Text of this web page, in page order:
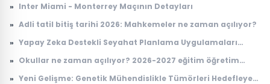
» Inter Miami - Monterrey Maçının Detayları
» Adli tatil bitiş tarihi 2026: Mahkemeler ne zaman açılıyor?
» Yapay Zeka Destekli Seyahat Planlama Uygulamaları
» Okullar ne zaman açılıyor? 2026-2027 eğitim öğretim
» Yeni Gelişme: Genetik Mühendislikle Tümörleri Hedefleyen